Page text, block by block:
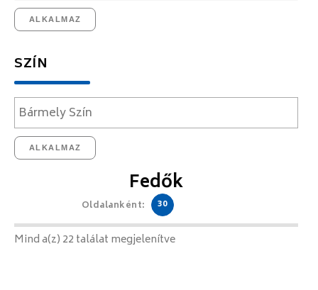
ALKALMAZ
SZÍN
ALKALMAZ
Fedők
Oldalanként: 30
Mind a(z) 22 találat megjelenítve